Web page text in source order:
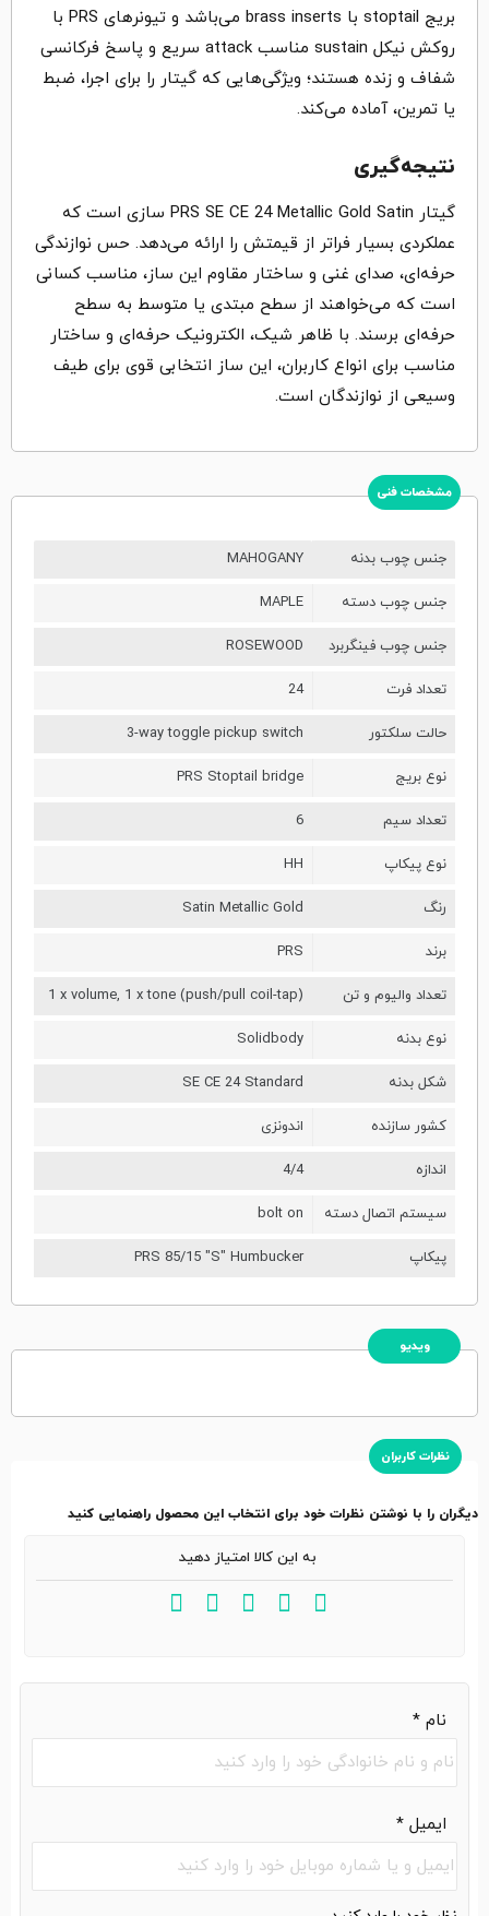
بریج stoptail با brass inserts می‎‌باشد و تیونرهای PRS با
روکش نیکل sustain مناسب attack سریع و پاسخ فرکانسی
شفاف و زنده هستند؛ ویژگی‌هایی که گیتار را برای اجرا، ضبط
یا تمرین، آماده می‌کند.
نتیجه‌گیری
گیتار PRS SE CE 24 Metallic Gold Satin سازی است که
عملکردی بسیار فراتر از قیمتش را ارائه می‌دهد. حس نوازندگی
حرفه‌ای، صدای غنی و ساختار مقاوم این ساز، مناسب کسانی
است که می‌خواهند از سطح مبتدی یا متوسط به سطح
حرفه‌ای برسند. با ظاهر شیک، الکترونیک حرفه‌ای و ساختار
مناسب برای انواع کاربران، این ساز انتخابی قوی برای طیف
وسیعی از نوازندگان است.
مشخصات فنی
جنس چوب بدنه MAHOGANY
جنس چوب دسته MAPLE
جنس چوب فینگربرد ROSEWOOD
تعداد فرت 24
حالت سلکتور 3-way toggle pickup switch
نوع بریج PRS Stoptail bridge
تعداد سیم 6
نوع پیکاپ HH
رنگ Satin Metallic Gold
برند PRS
تعداد والیوم و تن 1 x volume, 1 x tone (push/pull coil-tap)
نوع بدنه Solidbody
شکل بدنه SE CE 24 Standard
کشور سازنده اندونزی
اندازه 4/4
سیستم اتصال دسته bolt on
پیکاپ PRS 85/15 "S" Humbucker
ویدیو
نظرات کاربران
دیگران را با نوشتن نظرات خود برای انتخاب این محصول راهنمایی کنید
نام *
ایمیل *
به این کالا امتیاز دهید